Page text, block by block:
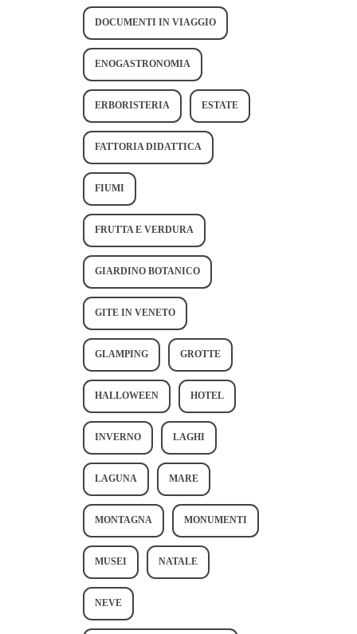
DOCUMENTI IN VIAGGIO
ENOGASTRONOMIA
ERBORISTERIA ESTATE
FATTORIA DIDATTICA
FIUMI
FRUTTA E VERDURA
GIARDINO BOTANICO
GITE IN VENETO
GLAMPING GROTTE
HALLOWEEN HOTEL
INVERNO LAGHI
LAGUNA MARE
MONTAGNA MONUMENTI
MUSEI NATALE
NEVE